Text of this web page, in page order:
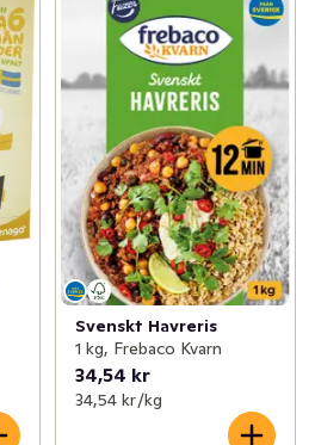
Svenskt Havreris
1 kg, Frebaco Kvarn
34,54 kr
34,54 kr /kg